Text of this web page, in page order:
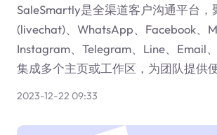
SaleSmartly是全渠道客户沟通平台，
(livechat)、WhatsApp、Facebook、
Instagram、Telegram、Line、Email
集成多个主页或工作区，为团队提供便
2023-12-22 09:33